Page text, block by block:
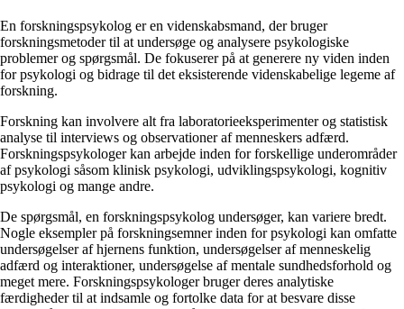
En forskningspsykolog er en videnskabsmand, der bruger
forskningsmetoder til at undersøge og analysere psykologiske
problemer og spørgsmål. De fokuserer på at generere ny viden inden
for psykologi og bidrage til det eksisterende videnskabelige legeme af
forskning.
Forskning kan involvere alt fra laboratorieeksperimenter og statistisk
analyse til interviews og observationer af menneskers adfærd.
Forskningspsykologer kan arbejde inden for forskellige underområder
af psykologi såsom klinisk psykologi, udviklingspsykologi, kognitiv
psykologi og mange andre.
De spørgsmål, en forskningspsykolog undersøger, kan variere bredt.
Nogle eksempler på forskningsemner inden for psykologi kan omfatte
undersøgelser af hjernens funktion, undersøgelser af menneskelig
adfærd og interaktioner, undersøgelse af mentale sundhedsforhold og
meget mere. Forskningspsykologer bruger deres analytiske
færdigheder til at indsamle og fortolke data for at besvare disse